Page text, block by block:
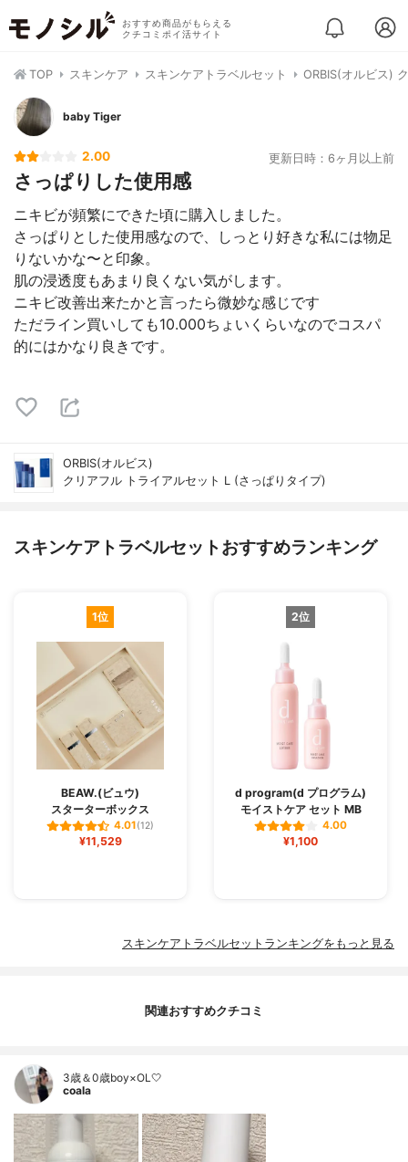
おすすめ商品がもらえる
クチコミポイ活サイト
TOP スキンケア スキンケアトラベルセット ORBIS(オルビス)
baby Tiger
2.00 更新日時：6ヶ月以上前
さっぱりした使用感
ニキビが頻繁にできた頃に購入しました。
さっぱりとした使用感なので、しっとり好きな私には物足
りないかな〜と印象。
肌の浸透度もあまり良くない気がします。
ニキビ改善出来たかと言ったら微妙な感じです
ただライン買いしても10.000ちょいくらいなのでコスパ
的にはかなり良きです。
ORBIS(オルビス)
クリアフル トライアルセット L (さっぱりタイプ)
スキンケアトラベルセットおすすめランキング
1位
BEAW.(ビュウ)
スターターボックス
4.01(12)
¥11,529
2位
d program(d プログラム)
モイストケア セット MB
4.00
¥1,100
スキンケアトラベルセットランキングをもっと見る
関連おすすめクチコミ
3歳＆0歳boy×OL🤍
coala